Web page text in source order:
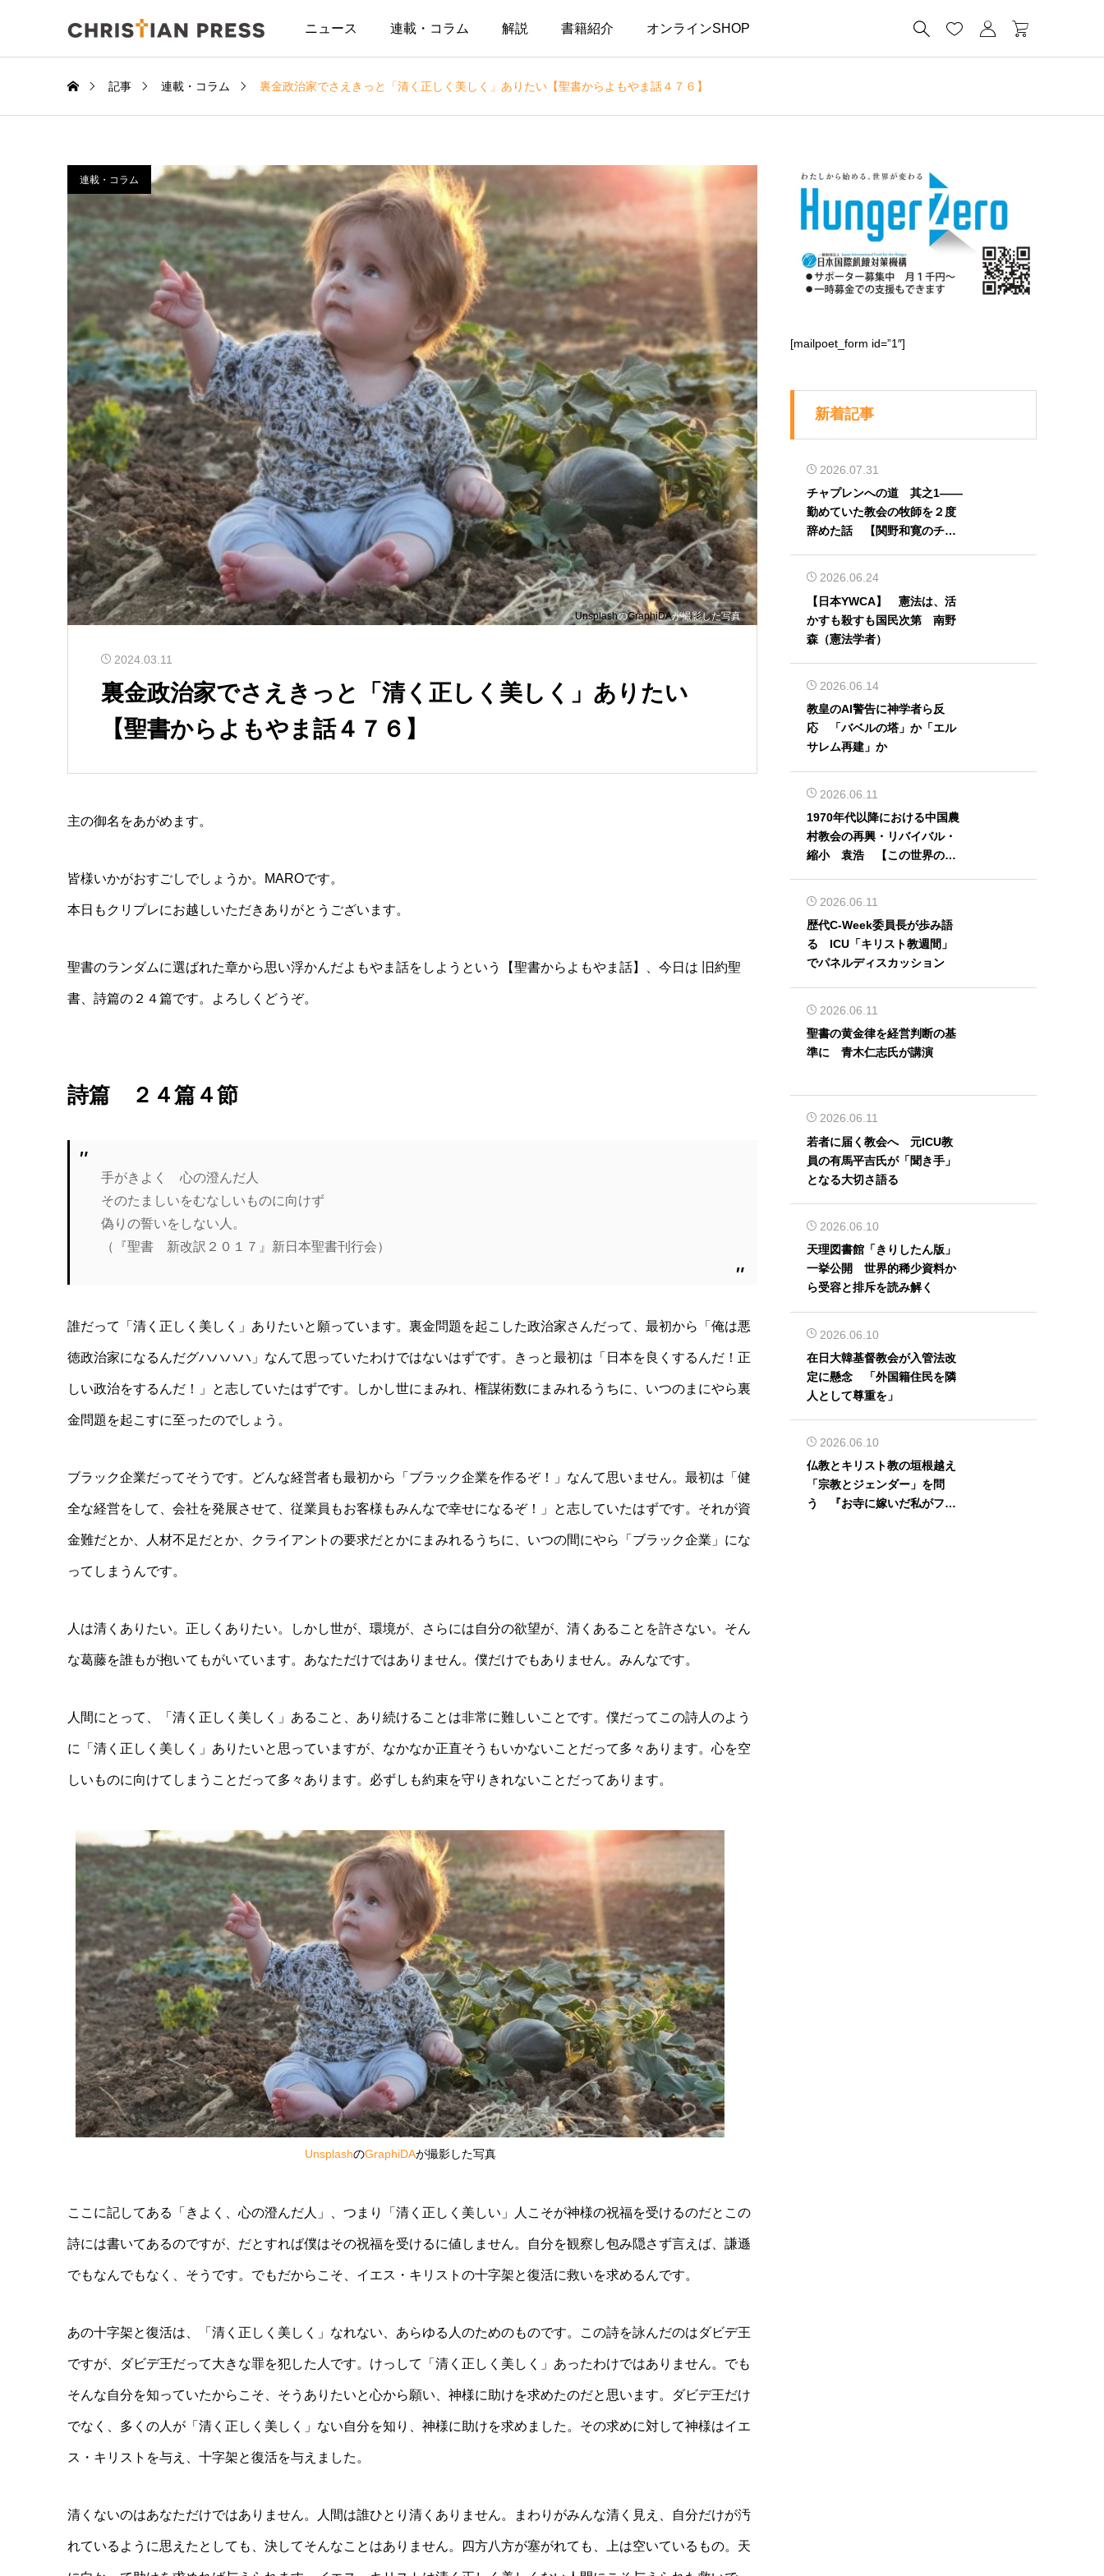
ニュース 連載・コラム 解説 書籍紹介 オンラインSHOP    
記事 連載・コラム 裏金政治家でさえきっと「清く正しく美しく」ありたい【聖書からよもやま話４７６】
UnsplashのGraphiDAが撮影した写真
連載・コラム
2024.03.11
裏金政治家でさえきっと「清く正しく美しく」ありたい
【聖書からよもやま話４７６】
主の御名をあがめます。
皆様いかがおすごしでしょうか。MAROです。
本日もクリプレにお越しいただきありがとうございます。
聖書のランダムに選ばれた章から思い浮かんだよもやま話をしようという【聖書からよもやま話】、今日は 旧約聖
書、詩篇の２４篇です。よろしくどうぞ。
詩篇 ２４篇４節
手がきよく 心の澄んだ人
そのたましいをむなしいものに向けず
偽りの誓いをしない人。
（『聖書 新改訳２０１７』新日本聖書刊行会）
誰だって「清く正しく美しく」ありたいと願っています。裏金問題を起こした政治家さんだって、最初から「俺は悪
徳政治家になるんだグハハハハ」なんて思っていたわけではないはずです。きっと最初は「日本を良くするんだ！正
しい政治をするんだ！」と志していたはずです。しかし世にまみれ、権謀術数にまみれるうちに、いつのまにやら裏
金問題を起こすに至ったのでしょう。
ブラック企業だってそうです。どんな経営者も最初から「ブラック企業を作るぞ！」なんて思いません。最初は「健
全な経営をして、会社を発展させて、従業員もお客様もみんなで幸せになるぞ！」と志していたはずです。それが資
金難だとか、人材不足だとか、クライアントの要求だとかにまみれるうちに、いつの間にやら「ブラック企業」にな
ってしまうんです。
人は清くありたい。正しくありたい。しかし世が、環境が、さらには自分の欲望が、清くあることを許さない。そん
な葛藤を誰もが抱いてもがいています。あなただけではありません。僕だけでもありません。みんなです。
人間にとって、「清く正しく美しく」あること、あり続けることは非常に難しいことです。僕だってこの詩人のよう
に「清く正しく美しく」ありたいと思っていますが、なかなか正直そうもいかないことだって多々あります。心を空
しいものに向けてしまうことだって多々あります。必ずしも約束を守りきれないことだってあります。
UnsplashのGraphiDAが撮影した写真
ここに記してある「きよく、心の澄んだ人」、つまり「清く正しく美しい」人こそが神様の祝福を受けるのだとこの
詩には書いてあるのですが、だとすれば僕はその祝福を受けるに値しません。自分を観察し包み隠さず言えば、謙遜
でもなんでもなく、そうです。でもだからこそ、イエス・キリストの十字架と復活に救いを求めるんです。
あの十字架と復活は、「清く正しく美しく」なれない、あらゆる人のためのものです。この詩を詠んだのはダビデ王
ですが、ダビデ王だって大きな罪を犯した人です。けっして「清く正しく美しく」あったわけではありません。でも
そんな自分を知っていたからこそ、そうありたいと心から願い、神様に助けを求めたのだと思います。ダビデ王だけ
でなく、多くの人が「清く正しく美しく」ない自分を知り、神様に助けを求めました。その求めに対して神様はイエ
ス・キリストを与え、十字架と復活を与えました。
清くないのはあなただけではありません。人間は誰ひとり清くありません。まわりがみんな清く見え、自分だけが汚
れているように思えたとしても、決してそんなことはありません。四方八方が塞がれても、上は空いているもの。天
[mailpoet_form id=”1″]
新着記事
2026.07.31
チャプレンへの道 其之1――
勤めていた教会の牧師を２度
辞めた話 【関野和寛のチャ
2026.06.24
【日本YWCA】 憲法は、活
かすも殺すも国民次第 南野
森（憲法学者）
2026.06.14
教皇のAI警告に神学者ら反
応 「バベルの塔」か「エル
サレム再建」か
2026.06.11
1970年代以降における中国農
村教会の再興・リバイバル・
縮小 袁浩 【この世界の片
2026.06.11
歴代C-Week委員長が歩み語
る ICU「キリスト教週間」
でパネルディスカッション
2026.06.11
聖書の黄金律を経営判断の基
準に 青木仁志氏が講演
2026.06.11
若者に届く教会へ 元ICU教
員の有馬平吉氏が「聞き手」
となる大切さ語る
2026.06.10
天理図書館「きりしたん版」
一挙公開 世界的稀少資料か
ら受容と排斥を読み解く
2026.06.10
在日大韓基督教会が入管法改
定に懸念 「外国籍住民を隣
人として尊重を」
2026.06.10
仏教とキリスト教の垣根越え
「宗教とジェンダー」を問
う 『お寺に嫁いだ私がフェ